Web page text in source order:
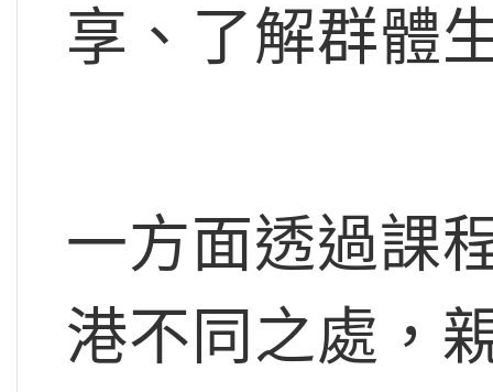
享、了解群體
一方面透過課
港不同之處，